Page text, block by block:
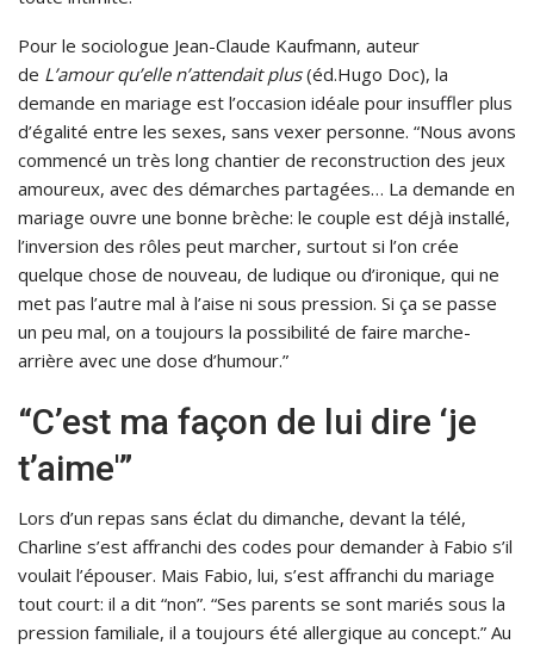
Pour le sociologue Jean-Claude Kaufmann, auteur
de L’amour qu’elle n’attendait plus(éd.Hugo Doc), la
demande en mariage est l’occasion idéale pour insuffler plus
d’égalité entre les sexes, sans vexer personne. “Nous avons
commencé un très long chantier de reconstruction des jeux
amoureux, avec des démarches partagées… La demande en
mariage ouvre une bonne brèche: le couple est déjà installé,
l’inversion des rôles peut marcher, surtout si l’on crée
quelque chose de nouveau, de ludique ou d’ironique, qui ne
met pas l’autre mal à l’aise ni sous pression. Si ça se passe
un peu mal, on a toujours la possibilité de faire marche-
arrière avec une dose d’humour.”
“C’est ma façon de lui dire ‘je
t’aime'”
Lors d’un repas sans éclat du dimanche, devant la télé,
Charline s’est affranchi des codes pour demander à Fabio s’il
voulait l’épouser. Mais Fabio, lui, s’est affranchi du mariage
tout court: il a dit “non”. “Ses parents se sont mariés sous la
pression familiale, il a toujours été allergique au concept.” Au